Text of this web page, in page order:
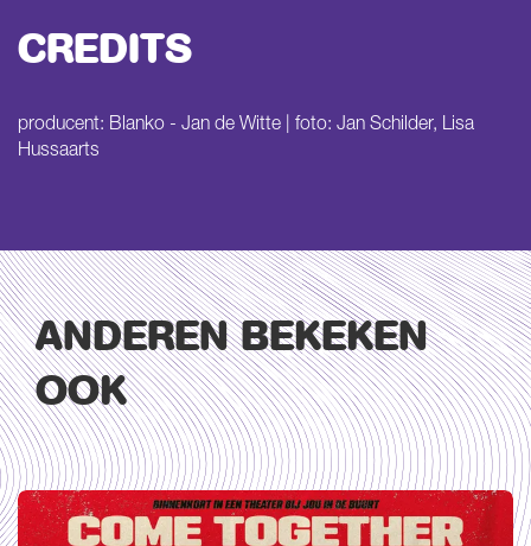
CREDITS
producent: Blanko - Jan de Witte | foto: Jan Schilder, Lisa
Hussaarts
ANDEREN BEKEKEN
OOK
Overslaan